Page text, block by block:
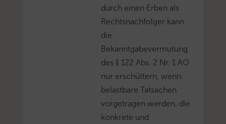
durch einen Erben als
Rechtsnachfolger kann
die
Bekanntgabevermutung
des § 122 Abs. 2 Nr. 1 AO
nur erschüttern, wenn
belastbare Tatsachen
vorgetragen werden, die
konkrete und